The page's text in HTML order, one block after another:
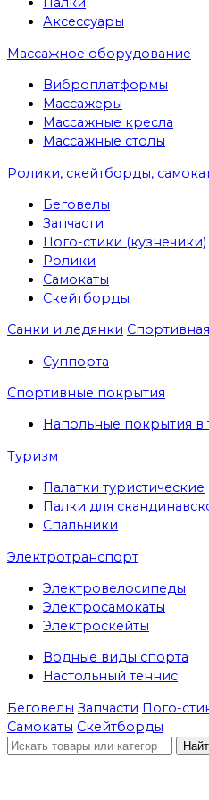
Аксессуары
Массажное оборудование
Виброплатформы
Массажеры
Массажные кресла
Массажные столы
Ролики, скейтборды,
Беговелы
Запчасти
Пого-стики (кузнечики)
Ролики
Самокаты
Скейтборды
Санки и ледянки
Суппорта
Спортивные покрытия
Напольные покрытия
Туризм
Палатки туристические
Палки для
Спальники
Электротранспорт
Электровелосипеды
Электросамокаты
Электроскейты
Водные виды спорта
Настольный теннис
Беговелы Запчасти Пого-
Самокаты Скейтборды